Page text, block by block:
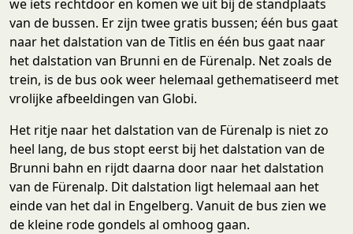
we iets rechtdoor en komen we uit bij de standplaats
van de bussen. Er zijn twee gratis bussen; één bus gaat
naar het dalstation van de Titlis en één bus gaat naar
het dalstation van Brunni en de Fürenalp. Net zoals de
trein, is de bus ook weer helemaal gethematiseerd met
vrolijke afbeeldingen van Globi.
Het ritje naar het dalstation van de Fürenalp is niet zo
heel lang, de bus stopt eerst bij het dalstation van de
Brunni bahn en rijdt daarna door naar het dalstation
van de Fürenalp. Dit dalstation ligt helemaal aan het
einde van het dal in Engelberg. Vanuit de bus zien we
de kleine rode gondels al omhoog gaan.